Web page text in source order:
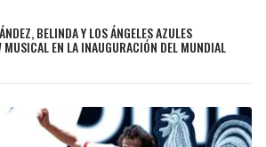
BELINDA Y LOS ÁNGELES AZULES
MUSICAL EN LA INAUGURACIÓN DEL MUNDIAL